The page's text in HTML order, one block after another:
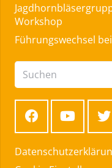
Workshop
Führungswechsel